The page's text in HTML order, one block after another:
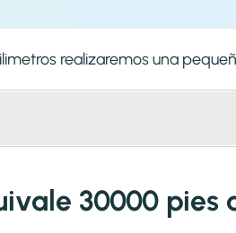
realizaremos una
30000 pies